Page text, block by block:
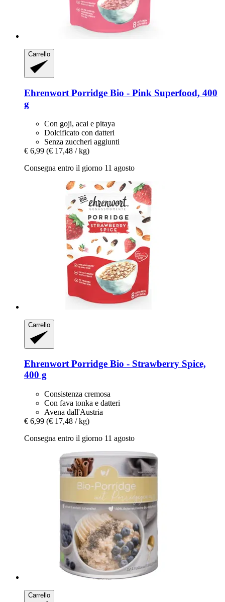
Carrello
Ehrenwort Porridge Bio -​ Pink Superfood, 400
g
Con goji, acai e pitaya
Dolcificato con datteri
Senza zuccheri aggiunti
€ 6,99 (€ 17,48 / kg)
Consegna entro il giorno 11 agosto
Carrello
Ehrenwort Porridge Bio -​ Strawberry Spice,
400 g
Consistenza cremosa
Con fava tonka e datteri
Avena dall'Austria
€ 6,99 (€ 17,48 / kg)
Consegna entro il giorno 11 agosto
Carrello